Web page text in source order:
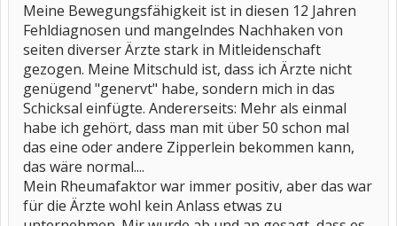
Meine Bewegungsfähigkeit ist in diesen 12 Jahren
Fehldiagnosen und mangelndes Nachhaken von
seiten diverser Ärzte stark in Mitleidenschaft
gezogen. Meine Mitschuld ist, dass ich Ärzte nicht
genügend "genervt" habe, sondern mich in das
Schicksal einfügte. Andererseits: Mehr als einmal
habe ich gehört, dass man mit über 50 schon mal
das eine oder andere Zipperlein bekommen kann,
das wäre normal....
Mein Rheumafaktor war immer positiv, aber das war
für die Ärzte wohl kein Anlass etwas zu